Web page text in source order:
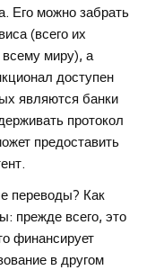
Его можно забрать
(всего их
миру), а
доступен
являются банки
протокол
предоставить
переводы? Как
прежде всего, это
финансирует
в другом